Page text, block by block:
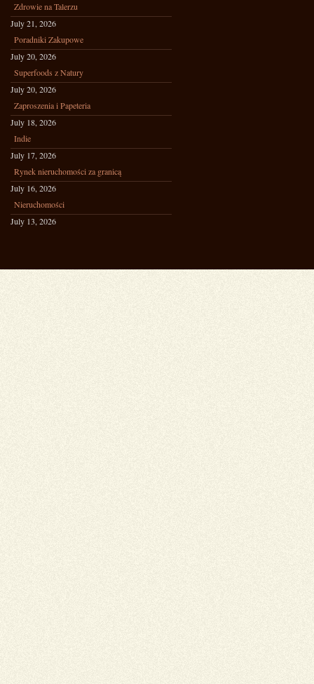
Zdrowie na Talerzu
July 21, 2026
Poradniki Zakupowe
July 20, 2026
Superfoods z Natury
July 20, 2026
Zaproszenia i Papeteria
July 18, 2026
Indie
July 17, 2026
Rynek nieruchomości za granicą
July 16, 2026
Nieruchomości
July 13, 2026